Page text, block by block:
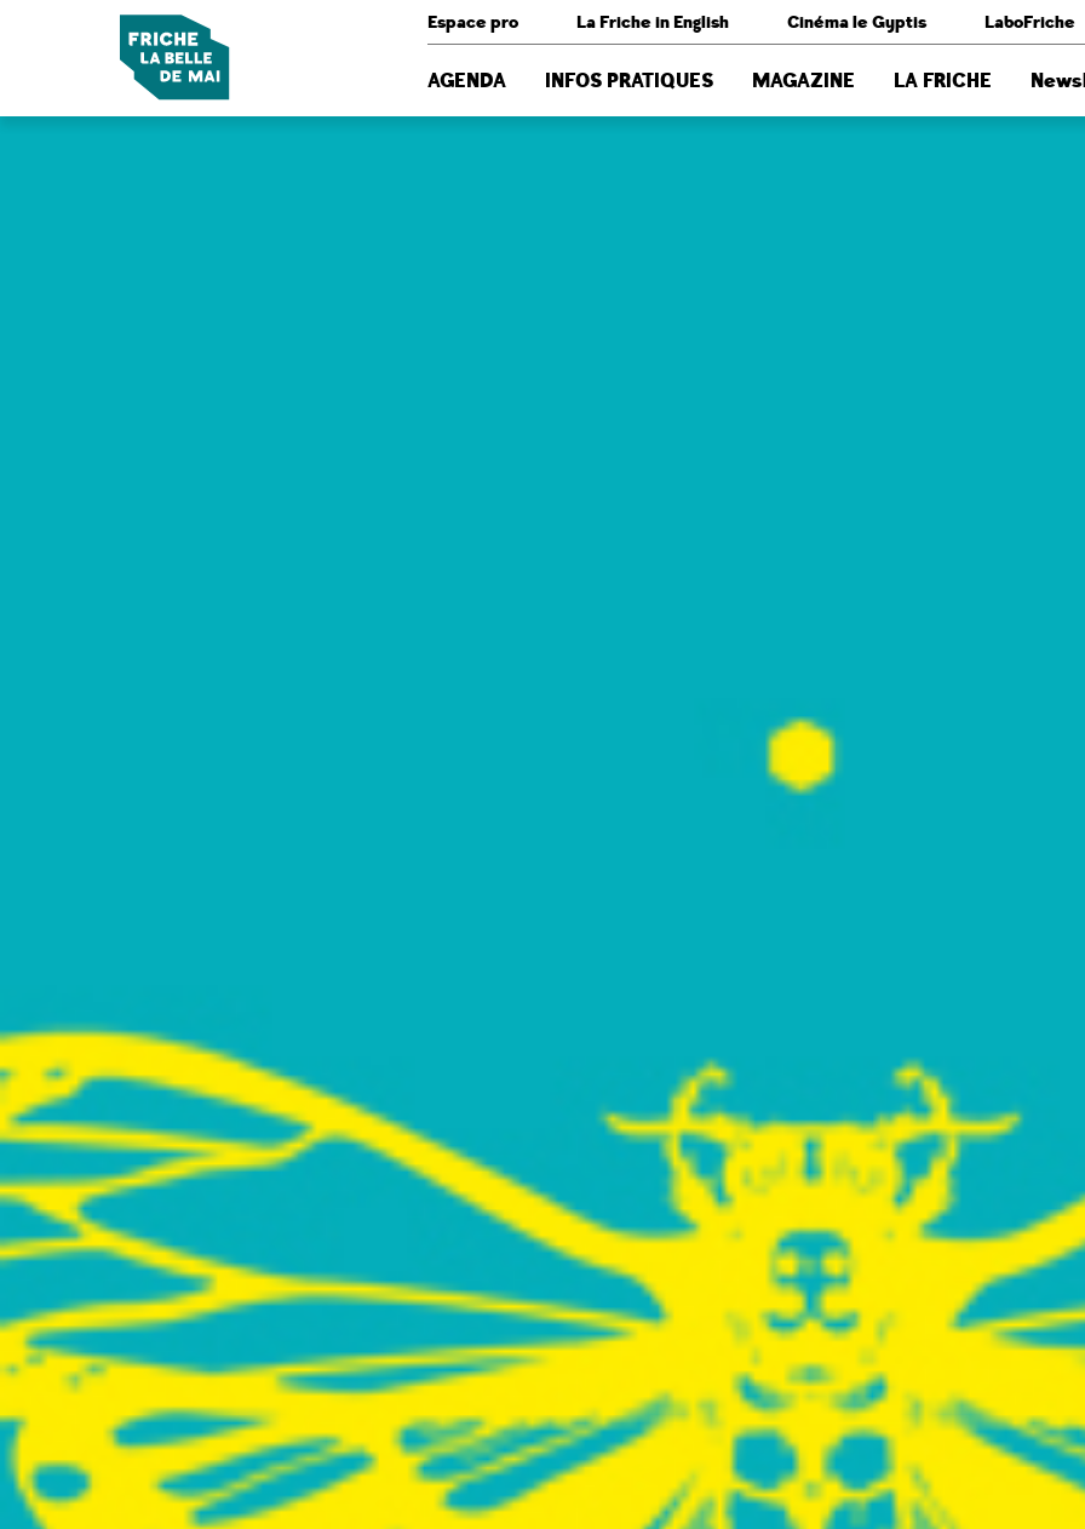
Espace pro La Friche in English Cinéma le Gyptis LaboFriche
AGENDA INFOS PRATIQUES MAGAZINE LA FRICHE
Panneau de gestion des cookies